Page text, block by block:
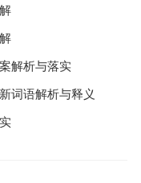
解析与落实
词语解析与释义